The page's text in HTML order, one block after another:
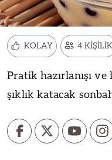
KOLAY 4 KİŞİLİK
Pratik hazırlanışı
şıklık katacak